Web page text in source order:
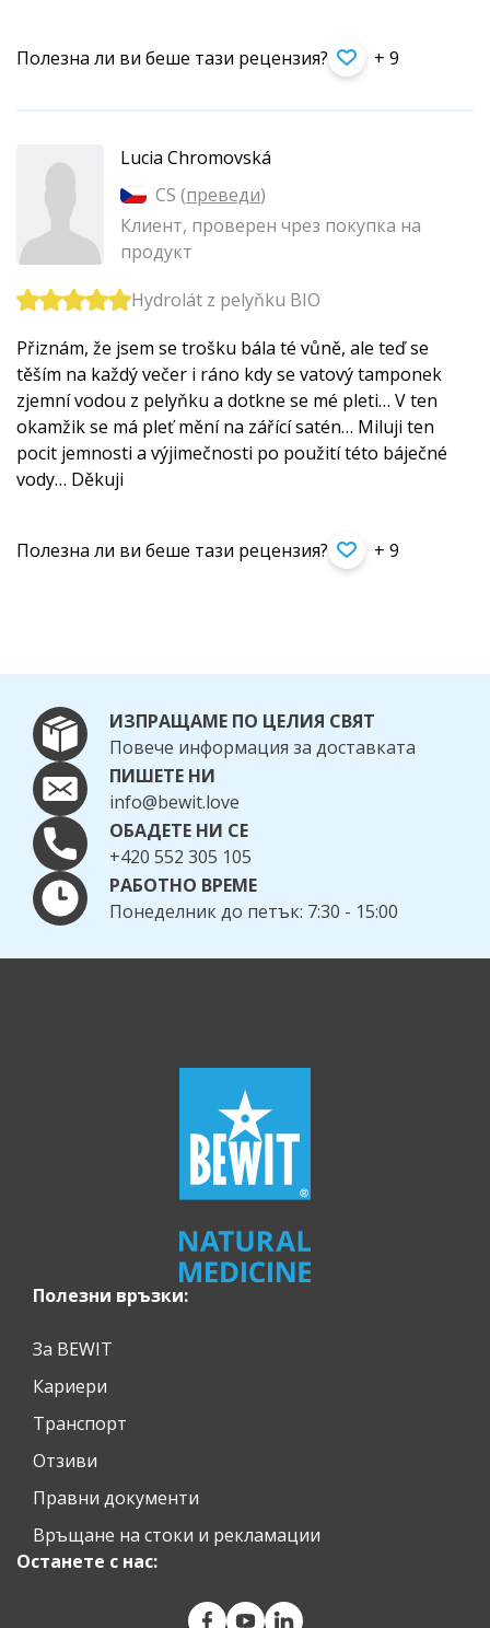
Полезна ли ви беше тази рецензия? + 9
Lucia Chromovská
CS (преведи)
Клиент, проверен чрез покупка на
продукт
Hydrolát z pelyňku BIO
Přiznám, že jsem se trošku bála té vůně, ale teď se
těším na každý večer i ráno kdy se vatový tamponek
zjemní vodou z pelyňku a dotkne se mé pleti… V ten
okamžik se má pleť mění na zářící satén… Miluji ten
pocit jemnosti a výjimečnosti po použití této báječné
vody… Děkuji
Полезна ли ви беше тази рецензия? + 9
ИЗПРАЩАМЕ ПО ЦЕЛИЯ СВЯТ
Повече информация за доставката
ПИШЕТЕ НИ
info@bewit.love
ОБАДЕТЕ НИ СЕ
+420 552 305 105
РАБОТНО ВРЕМЕ
Понеделник до петък: 7:30 - 15:00
Полезни връзки:
За BEWIT
Кариери
Транспорт
Отзиви
Правни документи
Връщане на стоки и рекламации
Останете с нас: